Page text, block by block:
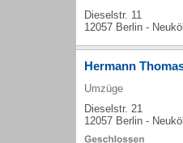
Dieselstr. 11
12057 Berlin -
Hermann
Umzüge
Dieselstr. 21
12057 Berlin -